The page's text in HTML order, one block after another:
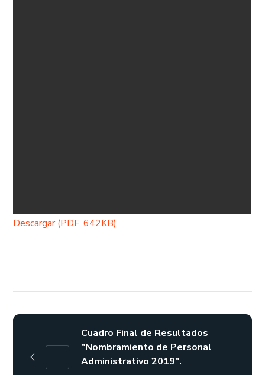
Descargar (PDF, 642KB)
Cuadro Final de Resultados
"Nombramiento de Personal
Administrativo 2019".